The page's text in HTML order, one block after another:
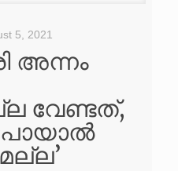
5, 2021
അന്നം
വേണ്ടത്,